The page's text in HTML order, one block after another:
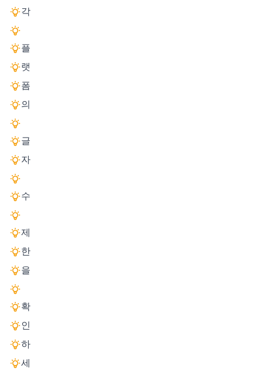
각
플
랫
폼
의
글
자
수
제
한
을
확
인
하
세